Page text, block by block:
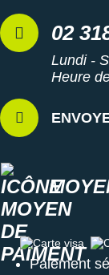
02
Lundi -
Heure
Carte visa
Paiement